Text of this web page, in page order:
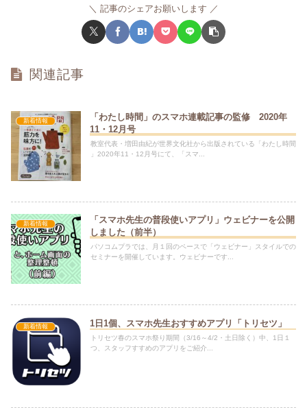
記事のシェアお願いします
関連記事
新着情報
「わたし時間」のスマホ連載記事の監修 2020年
11・12月号
教室代表・増田由紀が世界文化社から出版されている「わたし時間
」2020年11・12月号にて、「スマ...
新着情報
「スマホ先生の普段使いアプリ」ウェビナーを公開
しました（前半）
パソコムプラでは、月１回のペースで「ウェビナー」スタイルでの
セミナーを開催しています。ウェビナーです...
新着情報 1日1個、スマホ先生おすすめアプリ「トリセツ」
トリセツ春のスマホ祭り期間（3/16～4/2・土日除く）中、1日１
つ、スタッフすすめのアプリをご紹介...